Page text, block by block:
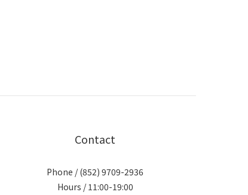
Contact
Phone / (852) 9709-2936
Hours / 11:00-19:00